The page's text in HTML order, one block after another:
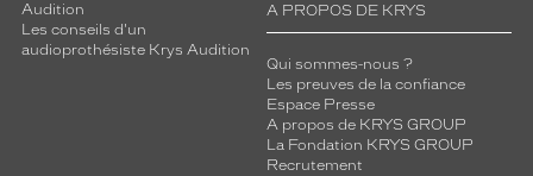
Audition
Les conseils d'un
audioprothésiste Krys Audition
A PROPOS DE KRYS
Qui sommes-nous ?
Les preuves de la confiance
Espace Presse
A propos de KRYS GROUP
La Fondation KRYS GROUP
Recrutement